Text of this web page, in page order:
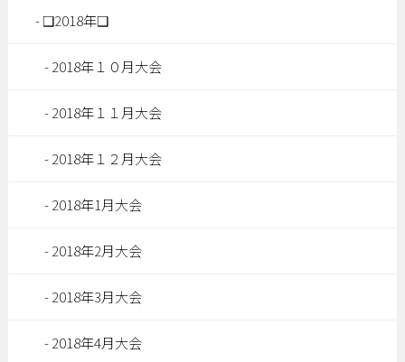
❑2018年❑
2018年１０月大会
2018年１１月大会
2018年１２月大会
2018年1月大会
2018年2月大会
2018年3月大会
2018年4月大会